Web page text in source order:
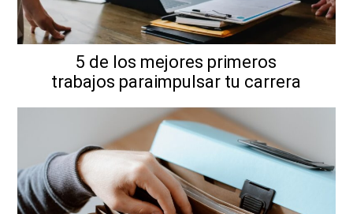
5 de los mejores primeros
trabajos paraimpulsar tu carrera